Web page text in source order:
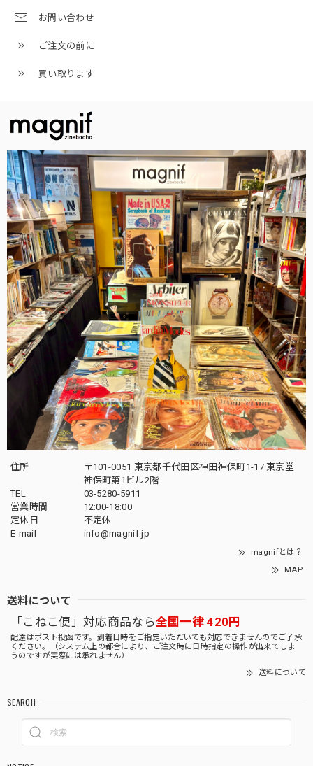
お問い合わせ
ご注文の前に
買い取ります
住所
〒101-0051 東京都千代田区神田神保町1-17 東京堂
神保町第1ビル2階
TEL
03-5280-5911
営業時間
12:00-18:00
定休日
不定休
E-mail
info@magnif.jp
magnifとは？
MAP
送料について
「こねこ便」対応商品なら全国一律 420円
配達はポスト投函です。到着日時をご指定いただいても対応できませんのでご了承
ください。（システム上の都合により、ご注文時に日時指定の操作が出来てしま
うのですが実際には承れません）
送料について
SEARCH